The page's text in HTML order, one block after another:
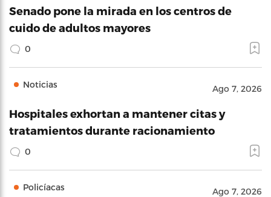
Senado pone la mirada en los centros de
cuido de adultos mayores
0
Noticias Ago 7, 2026
Hospitales exhortan a mantener citas y
tratamientos durante racionamiento
0
Policíacas Ago 7, 2026